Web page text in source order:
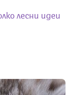
лесни идеи